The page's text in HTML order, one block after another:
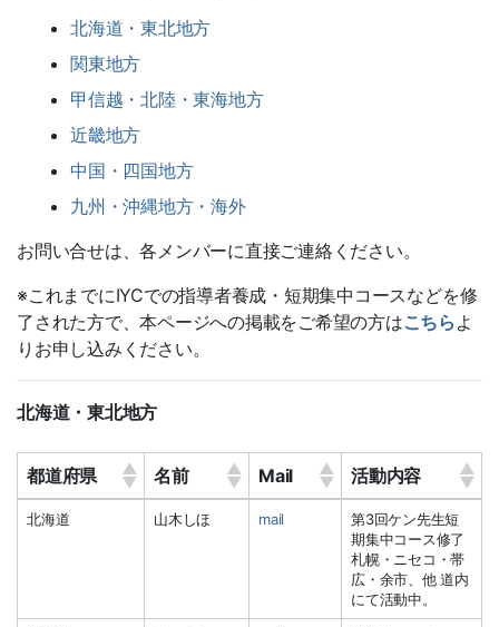
北海道・東北地方
関東地方
甲信越・北陸・東海地方
近畿地方
中国・四国地方
九州・沖縄地方・海外
お問い合せは、各メンバーに直接ご連絡ください。
※これまでにIYCでの指導者養成・短期集中コースなどを修
了された方で、本ページへの掲載をご希望の方はこちら よ
りお申し込みください。
北海道・東北地方
都道府県 名前 Mail
活動内容
都道府県
名前 Mail 活動内容
北海道 山木しほ mail
第3回ケン先生短
期集中コース修了
札幌・ニセコ・帯
広・余市、他 道内
にて活動中。